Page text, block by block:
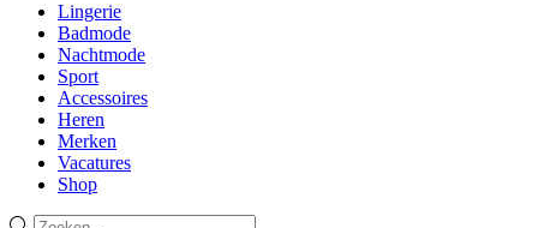
Lingerie
Badmode
Nachtmode
Sport
Accessoires
Heren
Merken
Vacatures
Shop